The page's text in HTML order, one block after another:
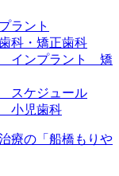
ラント
科・矯正歯科
インプラント 矯
スケジュール
小児歯科